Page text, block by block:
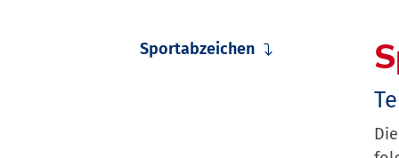
Sportabzeichen